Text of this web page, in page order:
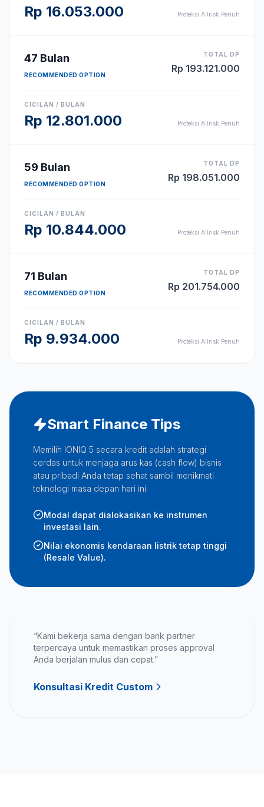
Rp 16.053.000 Proteksi Allrisk Penuh
47 Bulan
RECOMMENDED OPTION
TOTAL DP
Rp 193.121.000
CICILAN / BULAN
Rp 12.801.000 Proteksi Allrisk Penuh
59 Bulan
RECOMMENDED OPTION
TOTAL DP
Rp 198.051.000
CICILAN / BULAN
Rp 10.844.000 Proteksi Allrisk Penuh
71 Bulan
RECOMMENDED OPTION
TOTAL DP
Rp 201.754.000
CICILAN / BULAN
Rp 9.934.000 Proteksi Allrisk Penuh
Smart Finance Tips
Memilih IONIQ 5 secara kredit adalah strategi
cerdas untuk menjaga arus kas (cash flow) bisnis
atau pribadi Anda tetap sehat sambil menikmati
teknologi masa depan hari ini.
Modal dapat dialokasikan ke instrumen
investasi lain.
Nilai ekonomis kendaraan listrik tetap tinggi
(Resale Value).
“Kami bekerja sama dengan bank partner
terpercaya untuk memastikan proses approval
Anda berjalan mulus dan cepat.”
Konsultasi Kredit Custom